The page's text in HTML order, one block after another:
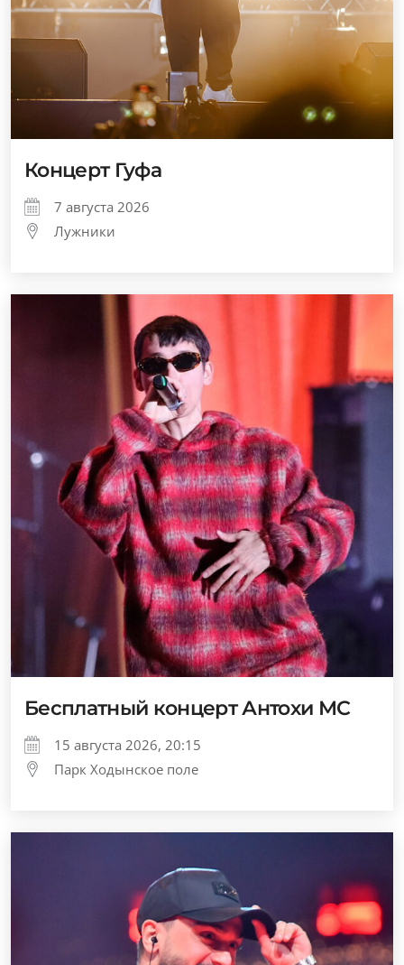
Концерт Гуфа
7 августа 2026
Лужники
Бесплатный концерт Антохи МС
15 августа 2026, 20:15
Парк Ходынское поле